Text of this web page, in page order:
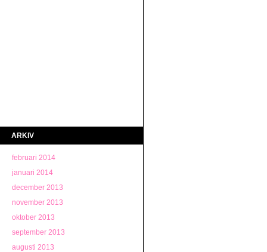
ARKIV
februari 2014
januari 2014
december 2013
november 2013
oktober 2013
september 2013
augusti 2013